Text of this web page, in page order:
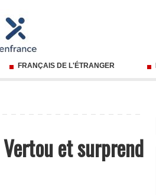
FRANÇAIS DE L'ÉTRANGER
et surprend